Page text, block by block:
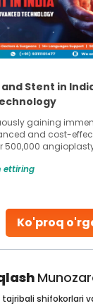
Ko'proq
Stent in
gaining
and cost-
500,000
for treatments
one published
ettiring
shifokorlari